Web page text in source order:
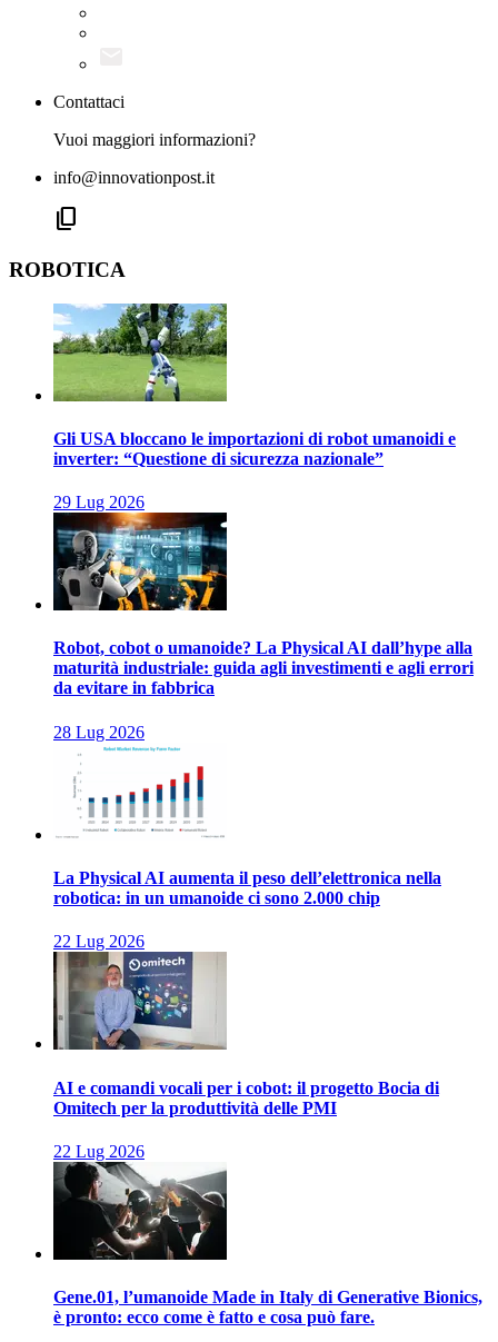
Contattaci
Vuoi maggiori informazioni?
info@innovationpost.it
content_copy
ROBOTICA
Gli USA bloccano le importazioni di robot umanoidi e
inverter: “Questione di sicurezza nazionale”
29 Lug 2026
Robot, cobot o umanoide? La Physical AI dall’hype alla
maturità industriale: guida agli investimenti e agli errori
da evitare in fabbrica
28 Lug 2026
La Physical AI aumenta il peso dell’elettronica nella
robotica: in un umanoide ci sono 2.000 chip
22 Lug 2026
AI e comandi vocali per i cobot: il progetto Bocia di
Omitech per la produttività delle PMI
22 Lug 2026
Gene.01, l’umanoide Made in Italy di Generative Bionics,
è pronto: ecco come è fatto e cosa può fare.